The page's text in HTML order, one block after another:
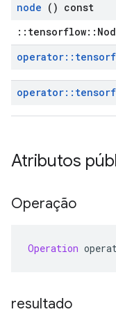
node () const
operator::
operator::
Atributos
Operação
Operation
resultado